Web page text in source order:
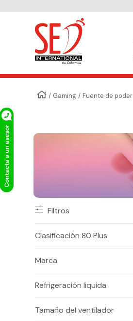
Gaming Fuente de poder
Filtros
Clasificación 80 Plus
Bronce
Marca
Refrigeración liquida
Tamaño del ventilador